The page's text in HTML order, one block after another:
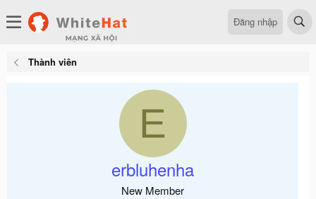
Đăng nhập
Thành viên
E
erbluhenha
New Member